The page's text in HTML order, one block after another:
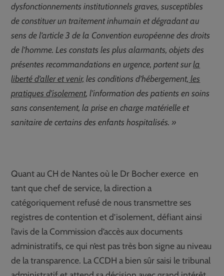
dysfonctionnements institutionnels graves, susceptibles
de constituer un traitement inhumain et dégradant au
sens de l’article 3 de la Convention européenne des droits
de l’homme. Les constats les plus alarmants, objets des
présentes recommandations en urgence, portent surla
liberté d’aller et venir, les conditions d’hébergement, les
pratiques d’isolement, l’information des patients en soins
sans consentement, la prise en charge matérielle et
sanitaire de certains des enfants hospitalisés. »
Quant au CH de Nantes où le Dr Bocher exerce en
tant que chef de service, la direction a
catégoriquement refusé de nous transmettre ses
registres de contention et d’isolement, défiant ainsi
l’avis de la Commission d’accès aux documents
administratifs, ce qui n’est pas très bon signe au niveau
de la transparence. La CCDH a bien sûr saisi le tribunal